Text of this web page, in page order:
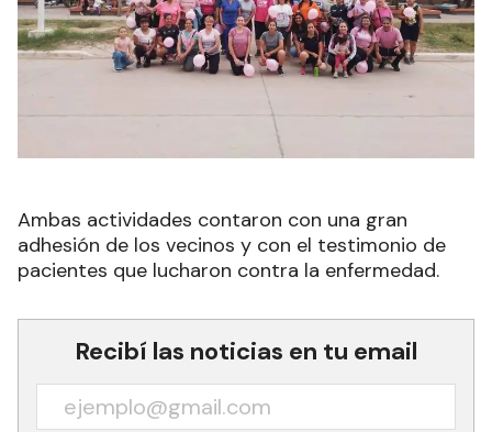
Ambas actividades contaron con una gran
adhesión de los vecinos y con el testimonio de
pacientes que lucharon contra la enfermedad.
Recibí las noticias en tu email